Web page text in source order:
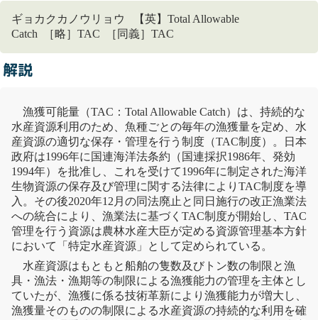
ギョカクカノウリョウ 【英】Total Allowable
Catch ［略］TAC ［同義］TAC
解説
漁獲可能量（TAC：Total Allowable Catch）は、持続的な
水産資源利用のため、魚種ごとの毎年の漁獲量を定め、水
産資源の適切な保存・管理を行う制度（TAC制度）。日本
政府は1996年に 国連海洋法条約 （国連採択1986年、発効
1994年）を批准し、これを受けて1996年に制定された海洋
生物資源の保存及び管理に関する法律によりTAC制度を導
入。その後2020年12月の同法廃止と同日施行の改正漁業法
への統合により、漁業法に基づくTAC制度が開始し、TAC
管理を行う資源は農林水産大臣が定める資源管理基本方針
において「特定水産資源」として定められている。
水産資源はもともと船舶の隻数及びトン数の制限と漁
具・漁法・漁期等の制限による漁獲能力の管理を主体とし
ていたが、漁獲に係る技術革新により漁獲能力が増大し、
漁獲量そのものの制限による水産資源の持続的な利用を確